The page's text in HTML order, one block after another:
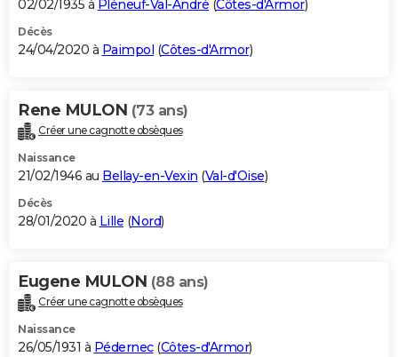
02/02/1935 à Pléneuf-Val-André (Côtes-d'Armor)
Décès
24/04/2020 à Paimpol (Côtes-d'Armor)
Rene MULON (73 ans)
Créer une cagnotte obsèques
Naissance
21/02/1946 au Bellay-en-Vexin (Val-d'Oise)
Décès
28/01/2020 à Lille (Nord)
Eugene MULON (88 ans)
Créer une cagnotte obsèques
Naissance
26/05/1931 à Pédernec(Côtes-d'Armor)